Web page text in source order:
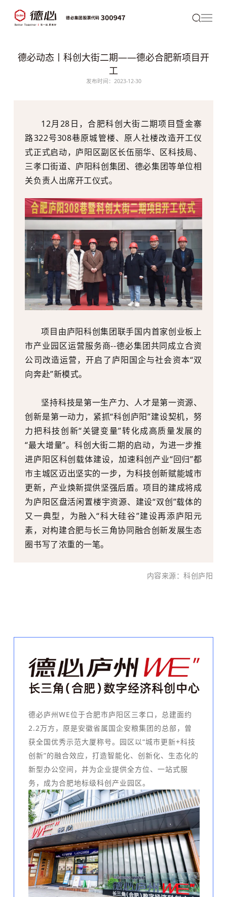
德必动态丨科创大街二期——德必合肥新项目开
工
发布时间：2023-12-30
12月28日，合肥科创大街二期项目暨金寨
路322号308巷原城管楼、原人社楼改造开工仪
式正式启动， 庐阳区副区长伍丽华、区科技局、
三孝口街道、庐阳科创集团、 德必集团等单位相
关负责人出席开工仪式。
项目由庐阳科创集团联手国内首家创业板上
市产业园区运营服务商--德必集团共同成立合资
公司改造运营，开启了庐阳国企与社会资本“双
向奔赴”新模式。
坚持科技是第一生产力、人才是第一资源、
创新是第一动力，紧抓“科创庐阳”建设契机，努
力把科技创新“关键变量”转化成高质量发展的
“最大增量”。科创大街二期的启动，为进一步推
进庐阳区科创载体建设，加速科创产业“回归”都
市主城区迈出坚实的一步，为科技创新赋能城市
更新，产业焕新提供坚强后盾。项目的建成将成
为庐阳区盘活闲置楼宇资源、建设“双创”载体的
又一典型，为融入“科大硅谷”建设再添庐阳元
素，对构建合肥与长三角协同融合创新发展生态
圈书写了浓重的一笔。
内容来源：科创庐阳
德必庐州WE位于合肥市庐阳区三孝口，总建面约
2.2万方，原是安徽省属国企安粮集团的总部，曾
获全国优秀示范大厦称号。园区以“城市更新+科技
创新”的融合效应，打造智能化、创新化、生态化的
新型办公空间，并为企业提供全方位、一站式服
务，成为合肥地标级科创产业园区。